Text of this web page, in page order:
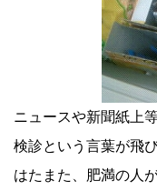
ニュースや新聞紙上
検診という言葉が飛
はたまた、肥満の人